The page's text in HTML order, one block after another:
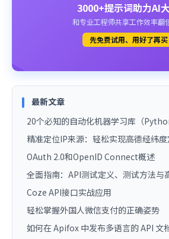
3000+提示词助力AI
和专业工程师共享工作效率翻
先免费试用、用好了再
最新文章
20个必知的自动化机器学习库（
精准定位IP来源：轻松实现高德经纬
OAuth 2.0和OpenID Connect概述
全面指南：API测试定义、测试方法与
Coze API接口实战应用
轻松掌握外国人微信支付的正确姿势
如何在 Apifox 中发布多语言的 API 文